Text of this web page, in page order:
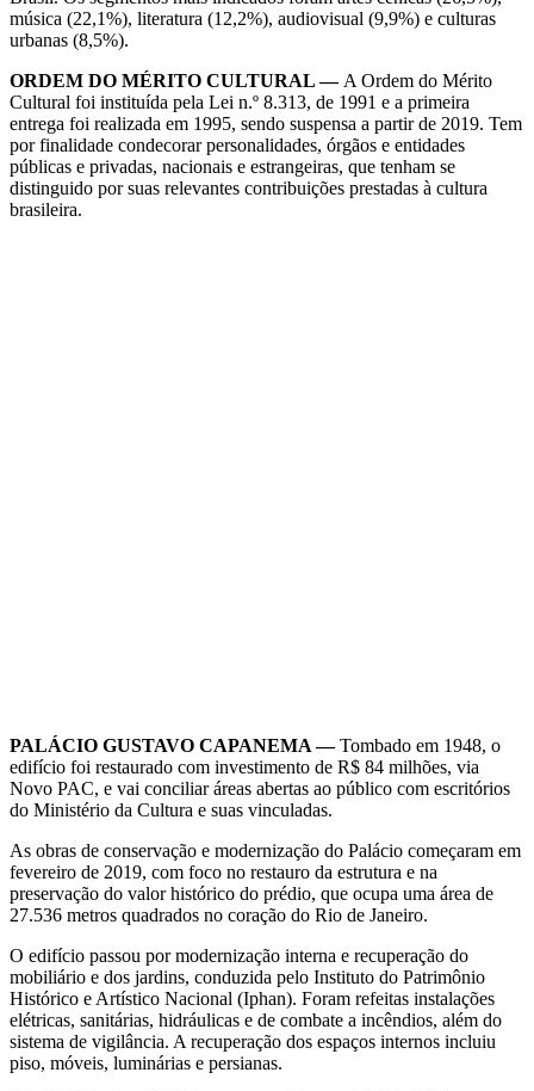
música (22,1%), literatura (12,2%), audiovisual (9,9%) e culturas
urbanas (8,5%).
ORDEM DO MÉRITO CULTURAL —A Ordem do Mérito
Cultural foi instituída pela Lei n.º 8.313, de 1991 e a primeira
entrega foi realizada em 1995, sendo suspensa a partir de 2019. Tem
por finalidade condecorar personalidades, órgãos e entidades
públicas e privadas, nacionais e estrangeiras, que tenham se
distinguido por suas relevantes contribuições prestadas à cultura
brasileira.
PALÁCIO GUSTAVO CAPANEMA —Tombado em 1948, o
edifício foi restaurado com investimento de R$ 84 milhões, via
Novo PAC, e vai conciliar áreas abertas ao público com escritórios
do Ministério da Cultura e suas vinculadas.
As obras de conservação e modernização do Palácio começaram em
fevereiro de 2019, com foco no restauro da estrutura e na
preservação do valor histórico do prédio, que ocupa uma área de
27.536 metros quadrados no coração do Rio de Janeiro.
O edifício passou por modernização interna e recuperação do
mobiliário e dos jardins, conduzida pelo Instituto do Patrimônio
Histórico e Artístico Nacional (Iphan). Foram refeitas instalações
elétricas, sanitárias, hidráulicas e de combate a incêndios, além do
sistema de vigilância. A recuperação dos espaços internos incluiu
piso, móveis, luminárias e persianas.